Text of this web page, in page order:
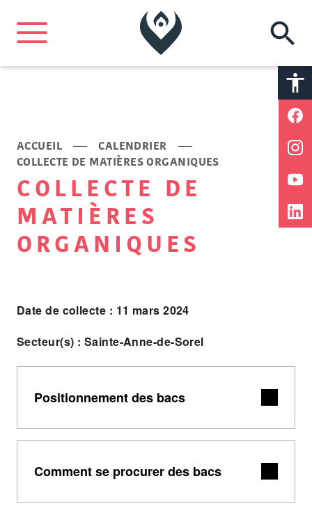
A
ACCUEIL
CALENDRIER
COLLECTE DE MATIÈRES ORGANIQUES
COLLECTE DE
MATIÈRES
ORGANIQUES
Date de collecte : 11 mars 2024
Secteur(s) : Sainte-Anne-de-Sorel
Positionnement des bacs
Comment se procurer des bacs